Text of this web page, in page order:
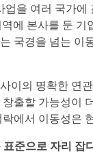
을 여러 국가
에 본사를 둔
국경을 넘는
이의 명확한 연
출할 가능성이
에서 이동성은
준으로 자리 잡